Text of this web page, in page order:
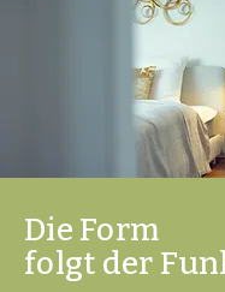
Die Form
folgt der